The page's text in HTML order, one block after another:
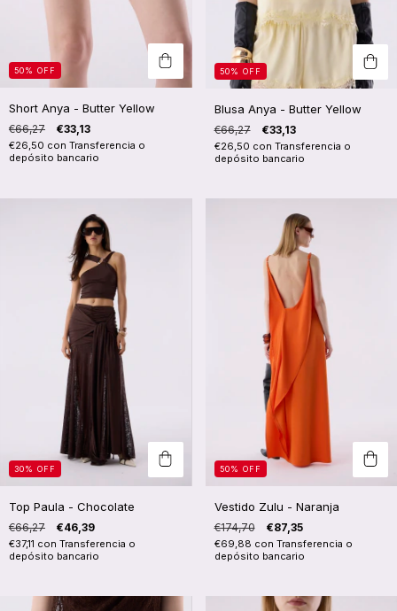
50% OFF
Short Anya - Butter Yellow
€66,27 €33,13
€26,50 con Transferencia o
depósito bancario
50% OFF
Blusa Anya - Butter Yellow
€66,27 €33,13
€26,50 con Transferencia o
depósito bancario
30% OFF
Top Paula - Chocolate
€66,27 €46,39
€37,11 con Transferencia o
depósito bancario
50% OFF
Vestido Zulu - Naranja
€174,70 €87,35
€69,88 con Transferencia o
depósito bancario